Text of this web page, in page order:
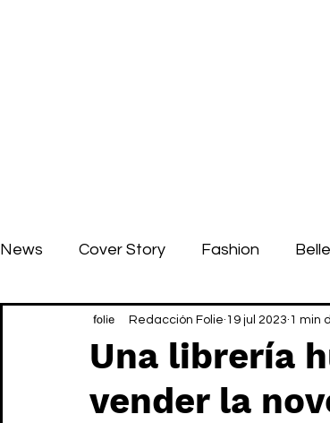
News Cover Story Fashion
Una librería
vender la
Redacción Folie 19 jul 2023 1 min